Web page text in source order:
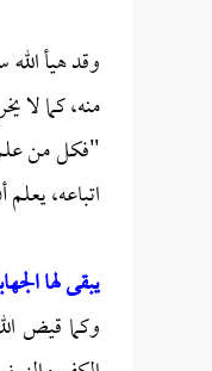
وقد هيأ
منه، كما لا
"فكل من علم
اتباعه،
يبقى لها
وكما قيض